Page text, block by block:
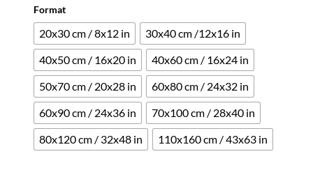
Format
20x30 cm / 8x12 in
30x40 cm /12x16 in
40x50 cm / 16x20 in
40x60 cm / 16x24 in
50x70 cm / 20x28 in
60x80 cm / 24x32 in
60x90 cm / 24x36 in
70x100 cm / 28x40 in
80x120 cm / 32x48 in
110x160 cm / 43x63 in